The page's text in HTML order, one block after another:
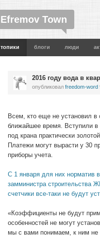
Efremov Town
топики блоги люди
2016 году вода в
опубликовал freedom-word
Всем, кто еще не установил в
ближайшее время. Вступили
под крана практически
Платежи могут вырасти у 30
приборы учета.
С 1 января для них норматив
замминистра строительства
счетчики все-таки не будут
«Коэффициенты не будут
особенностей не могут
мы с вами понимаем, к ним не